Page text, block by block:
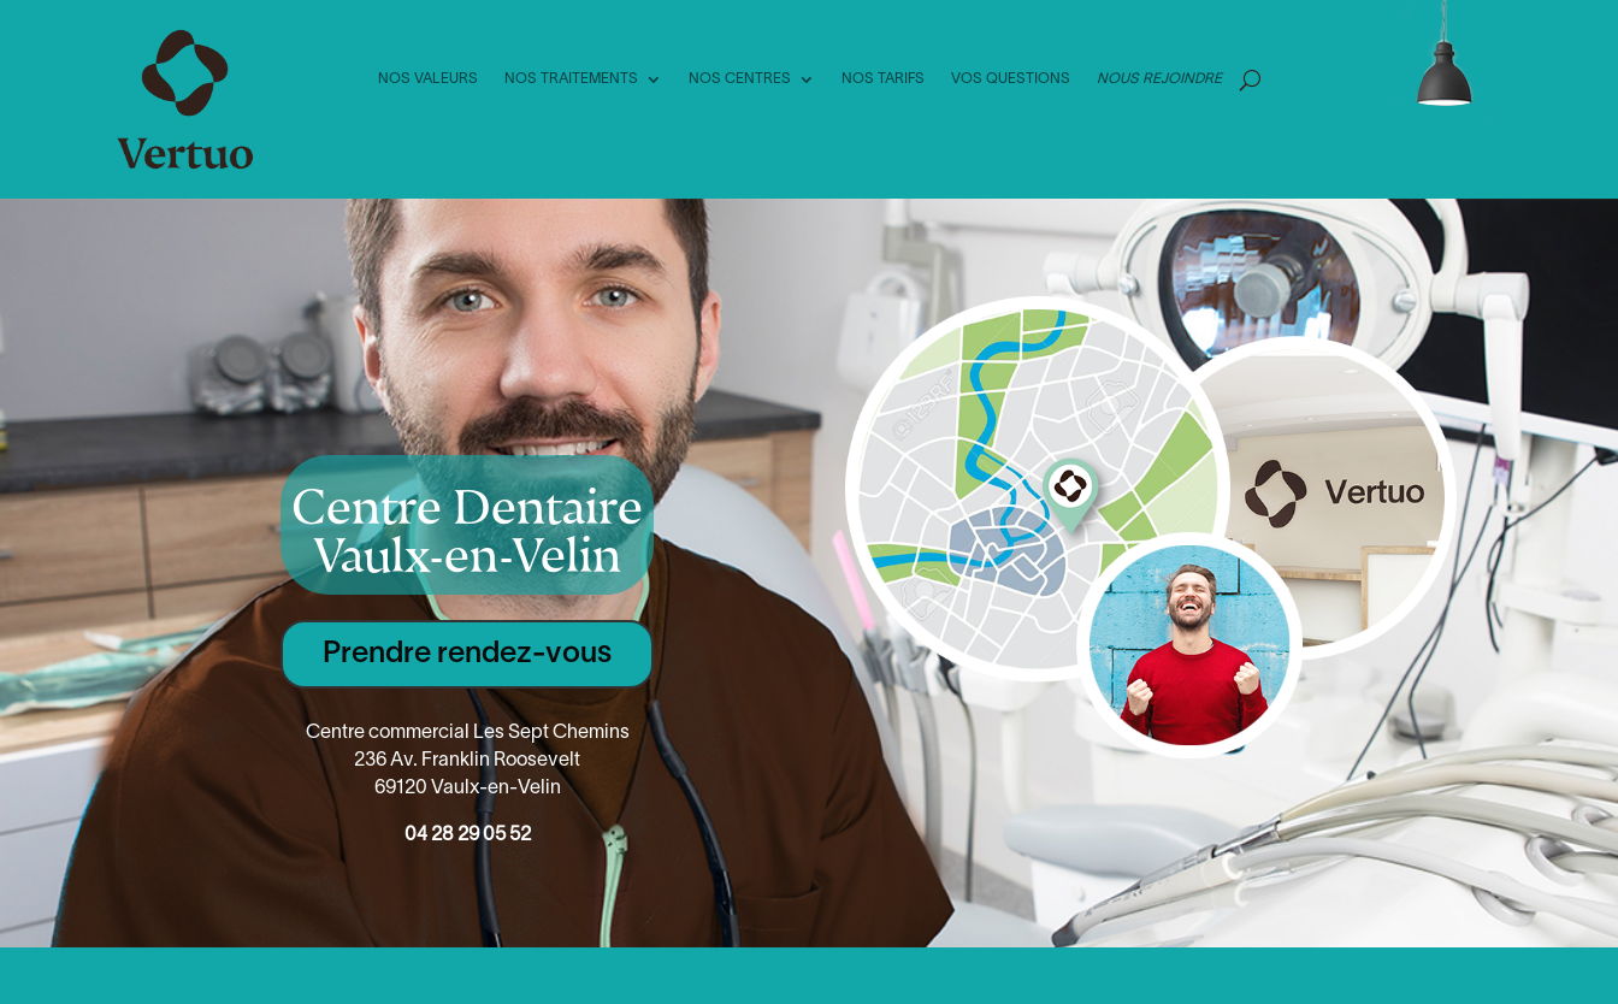
NOS VALEURS NOS TRAITEMENTS NOS CENTRES NOS TARIFS VOS QUESTIONS NOUS REJOINDRE
Centre Dentaire
Vaulx-en-Velin
Prendre rendez-vous
Centre commercial Les Sept Chemins
236 Av. Franklin Roosevelt
69120 Vaulx-en-Velin
04 28 29 05 52